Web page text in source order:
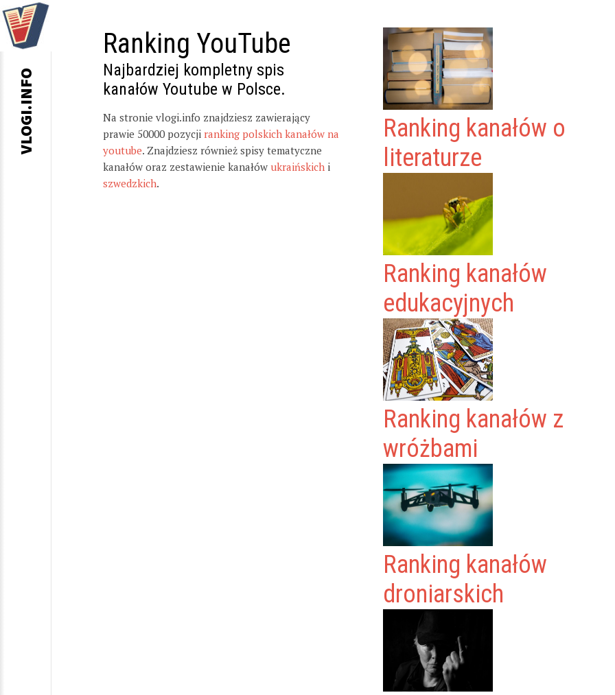
Ranking YouTube
Najbardziej kompletny spis
kanałów Youtube w Polsce.
Na stronie vlogi.info znajdziesz zawierający
prawie 50000 pozycji ranking polskich kanałów na
youtube. Znajdziesz również spisy tematyczne
kanałów oraz zestawienie kanałów ukraińskich i
szwedzkich.
Ranking kanałów o
literaturze
Ranking kanałów
edukacyjnych
Ranking kanałów z
wróżbami
Ranking kanałów
droniarskich
VLOGI.INFO